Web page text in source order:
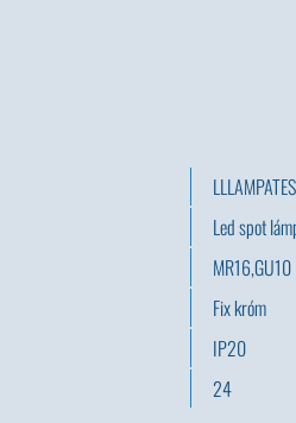
Led spot
MR16,GU10
Fix króm
IP20
24